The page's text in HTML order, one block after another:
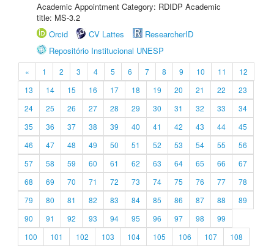
Academic Appointment Category: RDIDP Academic
title: MS-3.2
Orcid
CV Lattes
ResearcherID
Repositório Institucional UNESP
« 1 2 3 4 5 6 7 8 9 10 11
12
13
14 15 16 17 18 19 20 21 22
23
24
25 26 27 28 29 30 31 32 33
34
35
36 37 38 39 40 41 42 43 44
45
46
47 48 49 50 51 52 53 54 55
56
57
58 59 60 61 62 63 64 65 66
67
68
69 70 71 72 73 74 75 76 77
78
79
80 81 82 83 84 85 86 87 88
89
90
91 92 93 94 95 96 97 98
99
100
101 102 103 104 105 106 107
108